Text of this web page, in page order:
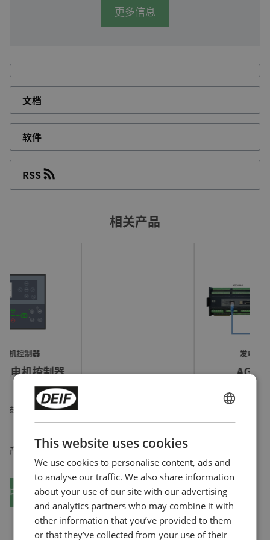
由于启动时的浪涌电流，用于电动机启动和变压器
激磁的发电机额定功率需要超配，往往按2倍配置。
本成本。
提高阶跃负载响应性能
与模拟自动电压调节器相比，DEIF的数字自动电压
调节器在相同的频率/电压范围内能够处理更大的负
载阶跃。通常，发电机组能够多承受额定功率10%
的超额负载。DVC 550没有需要经常更换的机械运
动部件，这意味着停机时间更少，服务成本更低，
关键电源应用的快速启动
功于DEIF独特的先合闸后励磁功能(启动中同步)。
尤其是关键电源应用，将受益于这种改进的控制策
略，提高安全性，并允许更快的启动速度。
发电机通风、烘干
在热带气候中，空气中冷凝物积聚是一个常见的问
形成的湿气，以防止在绕组上形成冷凝。发电机发
出电力会推迟到湿度水平安全之后。
使用发电机烘干模式可以除掉绕组上的冷凝水。在
冷凝水蒸发掉。直到安全时，发电机才会和母排连
接。
AGC控制器匹配实现扩展特性
更多信息
文档
软件
RSS
相关产品
AGC-4 Mk II
基础功率管理 (支持32台机)
同类产品对比
更多信息
This website uses cookies
We use cookies to personalise content, ads and
to analyse our traffic. We also share information
about your use of our site with our advertising
and analytics partners who may combine it with
other information that you’ve provided to them
or that they’ve collected from your use of their